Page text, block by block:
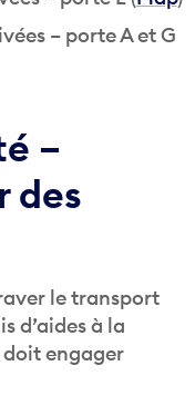
– porte A et G
–
des
le transport
d’aides à la
engager